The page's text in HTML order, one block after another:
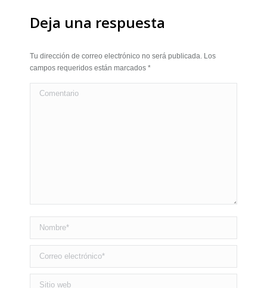
Deja una respuesta
Tu dirección de correo electrónico no será publicada. Los
campos requeridos están marcados *
Comentario
Nombre *
Correo electrónico *
Sitio web